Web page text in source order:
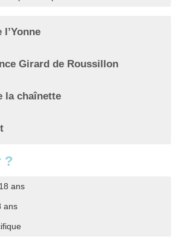
l’Yonne
Girard de Roussillon
la chaînette
?
ans
ans